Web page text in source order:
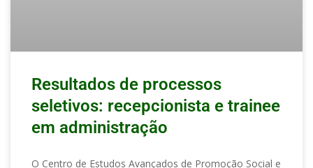
Resultados de processos
seletivos: recepcionista e trainee
em administração
O Centro de Estudos Avançados de Promoção Social e